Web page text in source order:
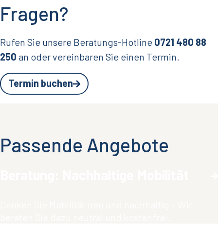
Fragen?
Rufen Sie unsere Beratungs-Hotline 0721 480 88
250 an oder vereinbaren Sie einen Termin.
Termin buchen
Passende Angebote